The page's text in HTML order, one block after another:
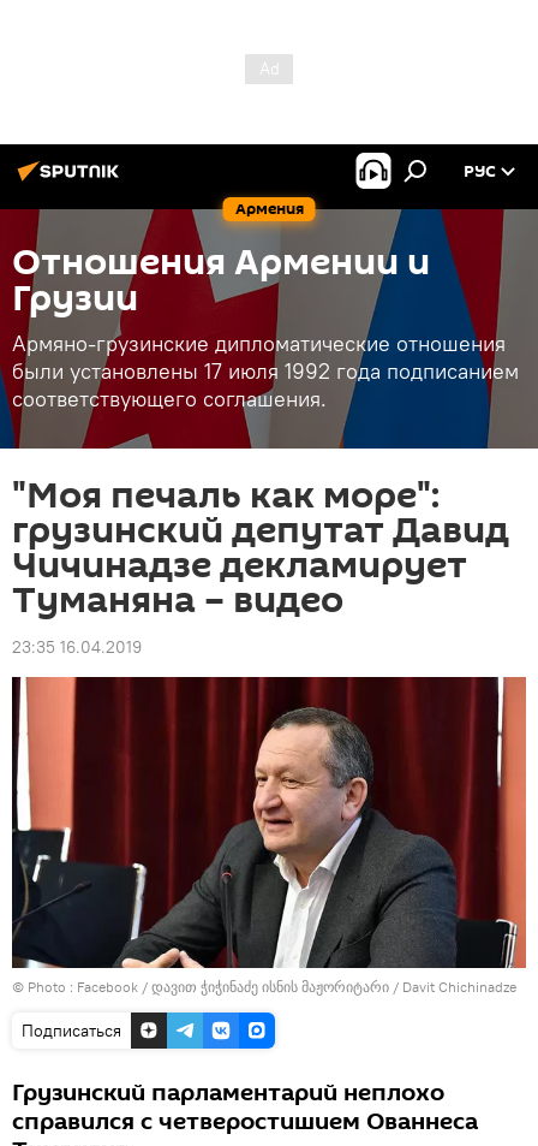
Армения
РУС
Отношения Армении и
Грузии
Армяно-грузинские дипломатические отношения
были установлены 17 июля 1992 года подписанием
соответствующего соглашения.
"Моя печаль как море":
грузинский депутат Давид
Чичинадзе декламирует
Туманяна – видео
23:35 16.04.2019
© Photo : Facebook / დავით ჭიჭინაძე ისნის მაჟორიტარი / Davit Chichinadze
Подписаться
Грузинский парламентарий неплохо
справился с четверостишием Ованнеса